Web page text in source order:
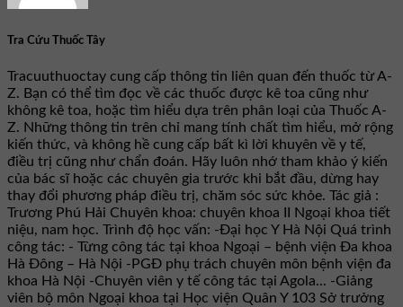
Tra Cứu Thuốc Tây
Tracuuthuoctay cung cấp thông tin liên quan đến thuốc từ A-
Z. Bạn có thể tìm đọc về các thuốc được kê toa cũng như
không kê toa, hoặc tìm hiểu dựa trên phân loại của Thuốc A-
Z. Những thông tin trên chỉ mang tính chất tìm hiểu, mở rộng
kiến thức, và không hề cung cấp bất kì lời khuyên về y tế,
điều trị cũng như chẩn đoán. Hãy luôn nhớ tham khảo ý kiến
của bác sĩ hoặc các chuyên gia trước khi bắt đầu, dừng hay
thay đổi phương pháp điều trị, chăm sóc sức khỏe. Tác giả :
Trương Phú Hải Chuyên khoa: chuyên khoa II Ngoại khoa tiết
niệu, nam học. Trình độ học vấn: -Đại học Y Hà Nội Quá trình
công tác: - Từng công tác tại khoa Ngoại – bệnh viện Đa khoa
Hà Đông – Hà Nội -PGĐ phụ trách chuyên môn bệnh viện đa
khoa Hà Nội -Chuyên viên y tế công tác tại Agola... -Giảng
viên bộ môn Ngoại khoa tại Học viện Quân Y 103 Sở trưởng